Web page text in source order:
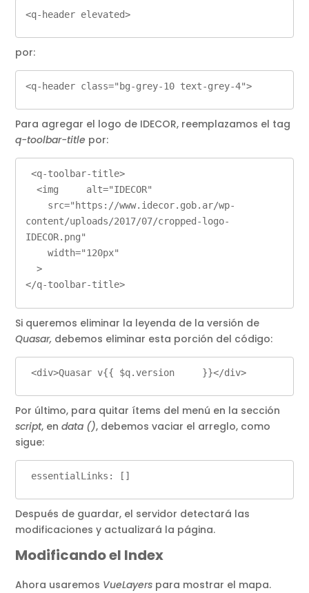
<q-header elevated>
por:
<q-header class="bg-grey-10 text-grey-4">
Para agregar el logo de IDECOR, reemplazamos el tag
q-toolbar-title por:
<q-toolbar-title>
  <img     alt="IDECOR"
content/uploads/2017/07/cropped-logo-
IDECOR.png"
    width="120px"
  >
</q-toolbar-title>
Si queremos eliminar la leyenda de la versión de
Quasar, debemos eliminar esta porción del código:
<div>Quasar v{{ $q.version     }}</div>
Por último, para quitar ítems del menú en la sección
script, endata (), debemos vaciar el arreglo, como
sigue:
essentialLinks: []
Después de guardar, el servidor detectará las
modificaciones y actualizará la página.
Modificando el Index
Ahora usaremos VueLayers para mostrar el mapa.